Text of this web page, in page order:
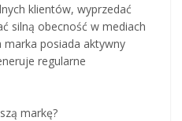
klientów, wyprzedać
silną obecność w mediach
marka posiada aktywny
regularne
markę?